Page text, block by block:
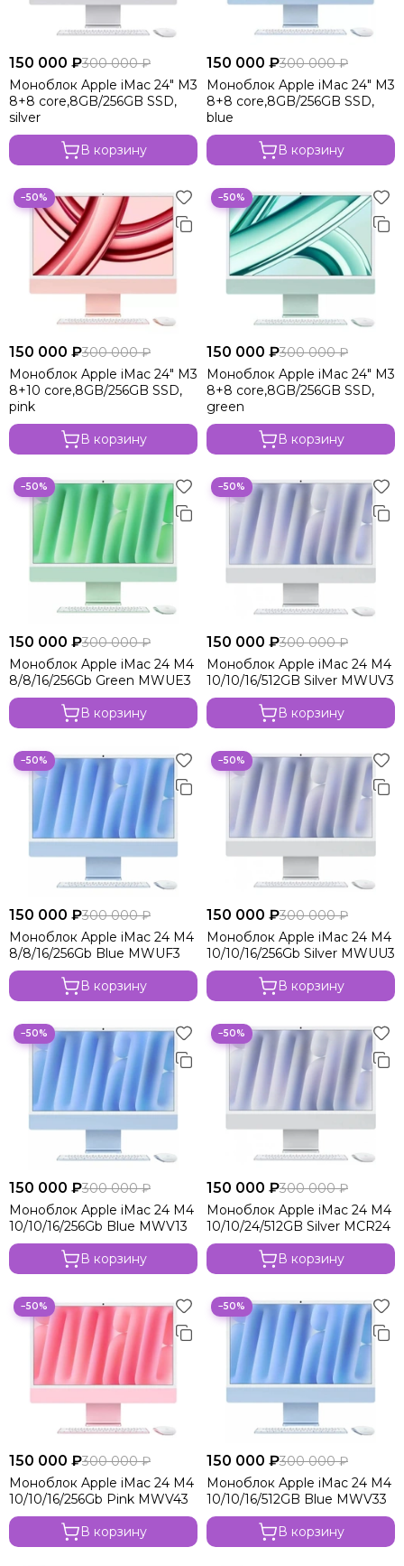
150 000 ₽300 000 ₽
Моноблок Apple iMac 24" M3
8+8 core,8GB/256GB SSD,
silver
В корзину
150 000 ₽300 000 ₽
Моноблок Apple iMac 24" M3
8+8 core,8GB/256GB SSD,
blue
В корзину
−50%
150 000 ₽300 000 ₽
Моноблок Apple iMac 24" M3
8+10 core,8GB/256GB SSD,
pink
В корзину
−50%
150 000 ₽300 000 ₽
Моноблок Apple iMac 24" M3
8+8 core,8GB/256GB SSD,
green
В корзину
−50%
150 000 ₽300 000 ₽
Моноблок Apple iMac 24 M4
8/8/16/256Gb Green MWUE3
В корзину
−50%
150 000 ₽300 000 ₽
Моноблок Apple iMac 24 M4
10/10/16/512GB Silver MWUV3
В корзину
−50%
150 000 ₽300 000 ₽
Моноблок Apple iMac 24 M4
8/8/16/256Gb Blue MWUF3
В корзину
−50%
150 000 ₽300 000 ₽
Моноблок Apple iMac 24 M4
10/10/16/256Gb Silver MWUU3
В корзину
−50%
150 000 ₽300 000 ₽
Моноблок Apple iMac 24 M4
10/10/16/256Gb Blue MWV13
В корзину
−50%
150 000 ₽300 000 ₽
Моноблок Apple iMac 24 M4
10/10/24/512GB Silver MCR24
В корзину
−50%
150 000 ₽300 000 ₽
Моноблок Apple iMac 24 M4
10/10/16/256Gb Pink MWV43
В корзину
−50%
150 000 ₽300 000 ₽
Моноблок Apple iMac 24 M4
10/10/16/512GB Blue MWV33
В корзину